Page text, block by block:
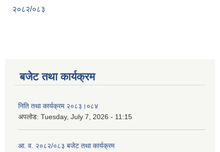
२०८२/०८३
बजेट तथा कार्यक्रम
निति तथा कार्यक्रम २०८३।०८४
अपलोड: Tuesday, July 7, 2026 - 11:15
आ. व. २०८२/०८३ बजेट तथा कार्यक्रम